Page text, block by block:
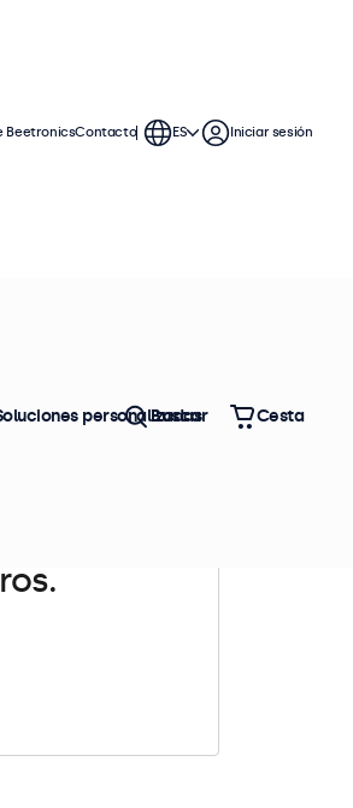
Top ventas
BeetronicsContacto ES Iniciar sesión
personalizadas
Buscar Cesta